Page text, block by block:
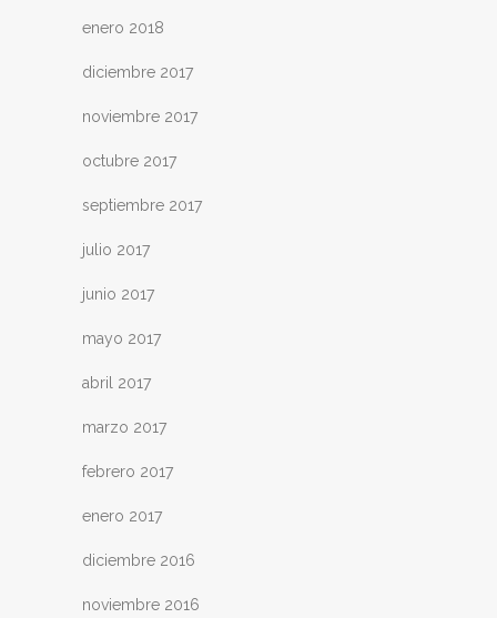
enero 2018
diciembre 2017
noviembre 2017
octubre 2017
septiembre 2017
julio 2017
junio 2017
mayo 2017
abril 2017
marzo 2017
febrero 2017
enero 2017
diciembre 2016
noviembre 2016